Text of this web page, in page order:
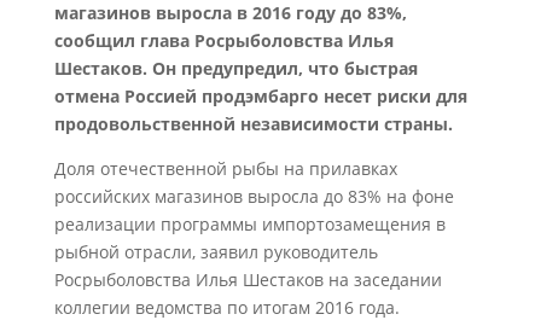
магазинов выросла в 2016 году до 83%,
сообщил глава Росрыболовства Илья
Шестаков. Он предупредил, что быстрая
отмена Россией продэмбарго несет риски для
продовольственной независимости страны.
Доля отечественной рыбы на прилавках
российских магазинов выросла до 83% на фоне
реализации программы импортозамещения в
рыбной отрасли, заявил руководитель
Росрыболовства Илья Шестаков на заседании
коллегии ведомства по итогам 2016 года.